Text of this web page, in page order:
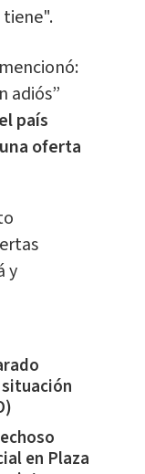
adiós”
país
oferta
y
en Plaza